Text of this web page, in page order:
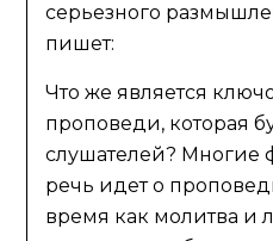
серьезного
пишет:
Что же является
проповеди, которая
слушателей? Многие
речь идет о
время как молитва и